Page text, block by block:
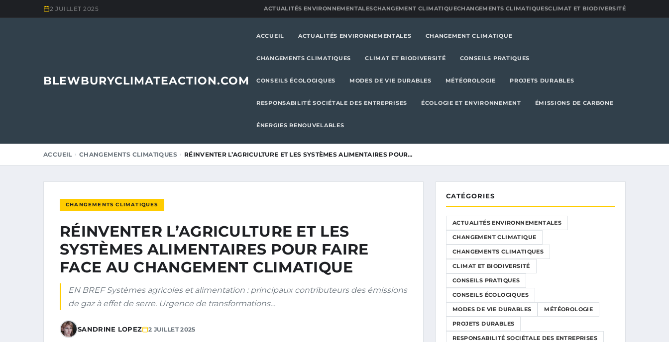
2 JUILLET 2025 ACTUALITÉS ENVIRONNEMENTALESCHANGEMENT CLIMATIQUECHANGEMENTS CLIMATIQUESCLIMAT ET BIODIVERSITÉ
BLEWBURYCLIMATEACTION.COM
ACCUEIL ACTUALITÉS ENVIRONNEMENTALES CHANGEMENT CLIMATIQUE
CHANGEMENTS CLIMATIQUES CLIMAT ET BIODIVERSITÉ CONSEILS PRATIQUES
CONSEILS ÉCOLOGIQUES MODES DE VIE DURABLES MÉTÉOROLOGIE PROJETS DURABLES
RESPONSABILITÉ SOCIÉTALE DES ENTREPRISES ÉCOLOGIE ET ENVIRONNEMENT ÉMISSIONS DE CARBONE
ÉNERGIES RENOUVELABLES
ACCUEIL CHANGEMENTS CLIMATIQUES RÉINVENTER L’AGRICULTURE ET LES SYSTÈMES ALIMENTAIRES POUR…
CHANGEMENTS CLIMATIQUES
RÉINVENTER L’AGRICULTURE ET LES
SYSTÈMES ALIMENTAIRES POUR FAIRE
FACE AU CHANGEMENT CLIMATIQUE
EN BREF Systèmes agricoles et alimentation : principaux contributeurs des émissions
de gaz à effet de serre. Urgence de transformations…
SANDRINE LOPEZ 2 JUILLET 2025
CATÉGORIES
ACTUALITÉS ENVIRONNEMENTALES
CHANGEMENT CLIMATIQUE
CHANGEMENTS CLIMATIQUES
CLIMAT ET BIODIVERSITÉ
CONSEILS PRATIQUES
CONSEILS ÉCOLOGIQUES
MODES DE VIE DURABLES MÉTÉOROLOGIE
PROJETS DURABLES
RESPONSABILITÉ SOCIÉTALE DES ENTREPRISES